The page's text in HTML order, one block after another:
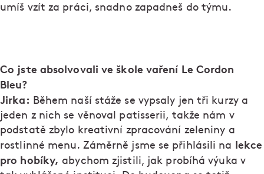
umíš vzít za práci, snadno zapadneš do týmu.
Co jste absolvovali ve škole vaření Le Cordon
Bleu?
Jirka: Během naší stáže se vypsaly jen tři kurzy a
jeden z nich se věnoval patisserii, takže nám v
podstatě zbylo kreativní zpracování zeleniny a
rostlinné menu. Záměrně jsme se přihlásili na lekce
pro hobíky, abychom zjistili, jak probíhá výuka v